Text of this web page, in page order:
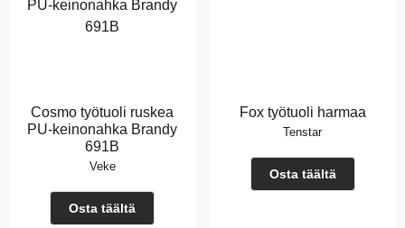
Cosmo työtuoli ruskea
PU-keinonahka Brandy
691B
Veke
Osta täältä
Fox työtuoli harmaa
Tenstar
Osta täältä